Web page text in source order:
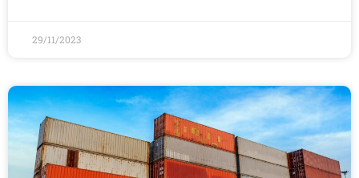
29/11/2023